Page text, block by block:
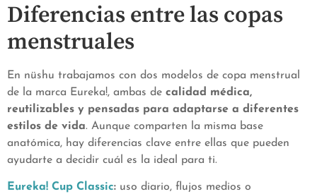
Diferencias entre las copas
menstruales
En nüshu trabajamos con dos modelos de copa menstrual
de la marca Eureka!, ambas de calidad médica,
reutilizables y pensadas para adaptarse a diferentes
estilos de vida. Aunque comparten la misma base
anatómica, hay diferencias clave entre ellas que pueden
ayudarte a decidir cuál es la ideal para ti.
Eureka! Cup Classic: uso diario, flujos medios o